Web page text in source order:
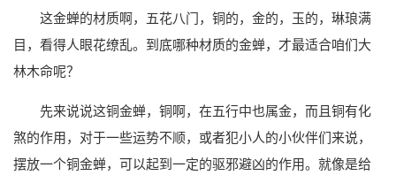
这金蝉的材质啊，五花八门，铜的，金的，玉的，琳琅满
目，看得人眼花缭乱。到底哪种材质的金蝉，才最适合咱们大
林木命呢？
先来说说这铜金蝉，铜啊，在五行中也属金，而且铜有化
煞的作用，对于一些运势不顺，或者犯小人的小伙伴们来说，
摆放一个铜金蝉，可以起到一定的驱邪避凶的作用。就像是给